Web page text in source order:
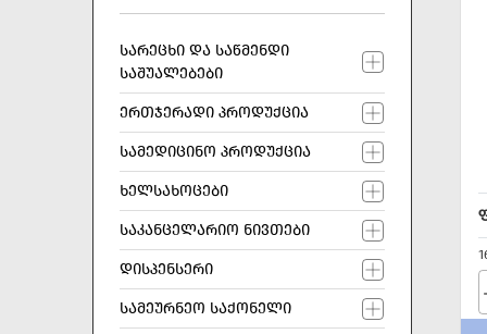
ᲡᲐᲠᲔᲪᲮᲘ ᲓᲐ ᲡᲐᲬᲛᲔᲜᲓᲘ
ᲡᲐᲨᲣᲐᲚᲔᲑᲔᲑᲘ
ᲔᲠᲗᲯᲔᲠᲐᲓᲘ ᲞᲠᲝᲓᲣᲥᲪᲘᲐ
ᲡᲐᲛᲔᲓᲘᲪᲘᲜᲝ ᲞᲠᲝᲓᲣᲥᲪᲘᲐ
ᲮᲔᲚᲡᲐᲮᲝᲪᲔᲑᲘ
ᲡᲐᲙᲐᲜᲪᲔᲚᲐᲠᲘᲝ ᲜᲘᲕᲗᲔᲑᲘ
ᲓᲘᲡᲞᲔᲜᲡᲔᲠᲘ
ᲡᲐᲛᲔᲣᲠᲜᲔᲝ ᲡᲐᲥᲝᲜᲔᲚᲘ